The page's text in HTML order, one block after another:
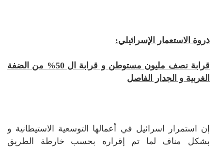
ذروة الاستعمار الإسرائيلي:
قرابة نصف مليون مستوطن و قرابة ال 50% من الضفة
الغربية و الجدار الفاصل
إن استمرار اسرائيل في أعمالها التوسعية الاستيطانية و
بشكل مناف لما تم إقراره بحسب خارطة الطريق